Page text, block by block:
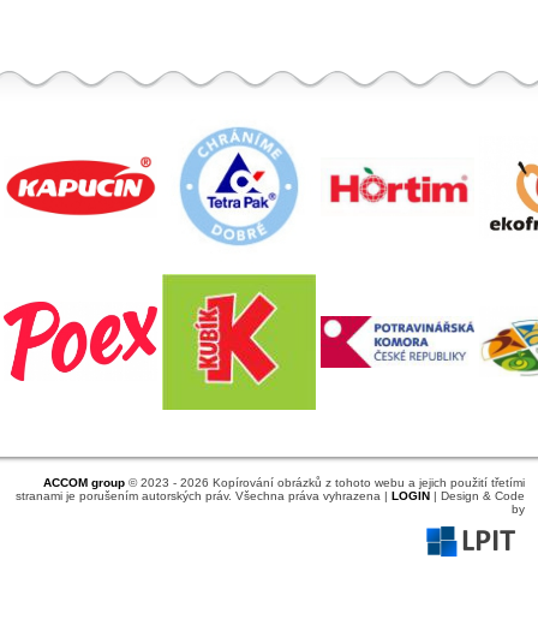
ACCOM group© 2023 - 2026 Kopírování obrázků z tohoto webu a jejich použití třetími
stranami je porušením autorských práv. Všechna práva vyhrazena | LOGIN| Design & Code
by